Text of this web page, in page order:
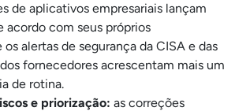
de aplicativos empresariais lançam
acordo com seus próprios
os alertas de segurança da CISA e das
fornecedores acrescentam mais um
de rotina.
e priorização: as correções